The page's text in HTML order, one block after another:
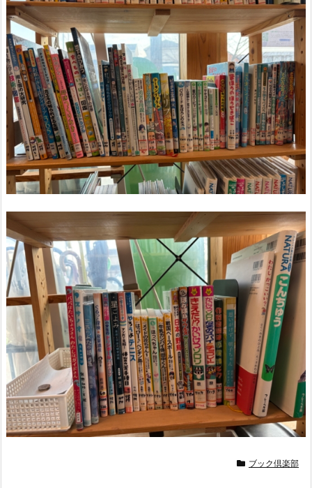
ブック倶楽部